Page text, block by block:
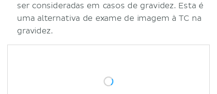
ser consideradas em casos de gravidez. Esta é
uma alternativa de exame de imagem à TC na
gravidez.